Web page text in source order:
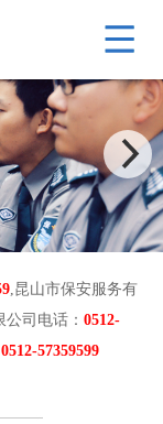
,昆山市保安服务有
司电话： 0512-
57359599